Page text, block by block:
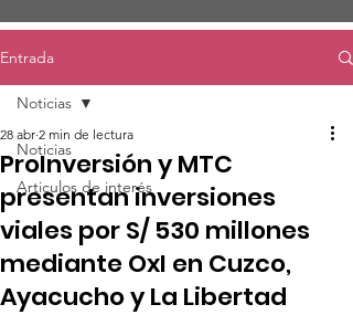
Entrada
Noticias
Articulos de interés
Noticias
ProInversión y MTC
presentan inversiones
viales por S/ 530 millones
mediante OxI en Cuzco,
Ayacucho y La Libertad
28 abr 2 min de lectura